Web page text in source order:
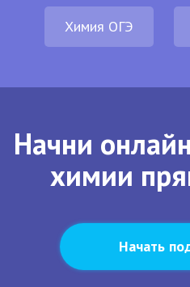
Химия ОГЭ
Начни
химии
Начать